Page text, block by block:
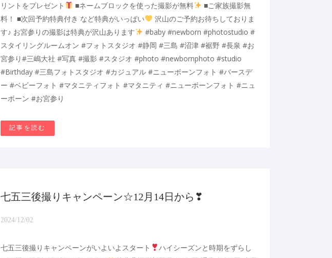
リントをプレゼント
■ネームブロックを使った撮影が無料
■ご家族撮影無
料！ ■次回予約特典付き など特典がいっぱい
沢山のご予約お待ちしておりま
す♪ お宮参りの撮影は特典が沢山あります
#baby #newborn #photostudio #
スタイリングルームオン #フォトスタジオ #静岡 #三島 #沼津 #裾野 #長泉 #お
宮参り#三嶋大社 #写真 #撮影 #スタジオ #photo #newbornphoto #studio
#Birthday #三島フォトスタジオ #カジュアル #ニューボーンフォト #バースデ
ー #ベビーフォト #マタニティフォト #マタニティ #ニューボーンフォト #ニュ
ーボーン #お宮参り
記事を読む
七五三後撮りキャンペーン☆12月14日から❣
2024/12/02
七五三後撮りキャンペーンがいよいよスタート
ハイシーズンと時期をずらし